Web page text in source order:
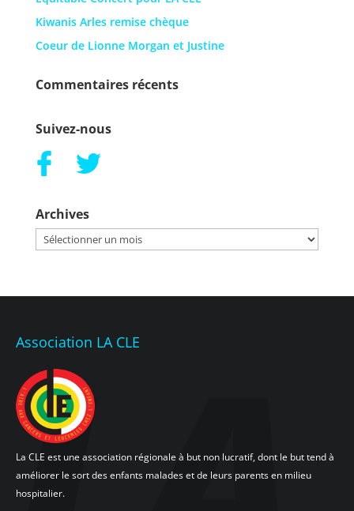
Kiwanis Arles remise chèque
Coeur de Lionne Morgan et Justine
Commentaires récents
Suivez-nous
Archives
Archives
Association LA CLE
La CLE est une association régionale à but non lucratif, dont le but tend à
améliorer le sort des enfants malades et de leurs parents en milieu
hospitalier.